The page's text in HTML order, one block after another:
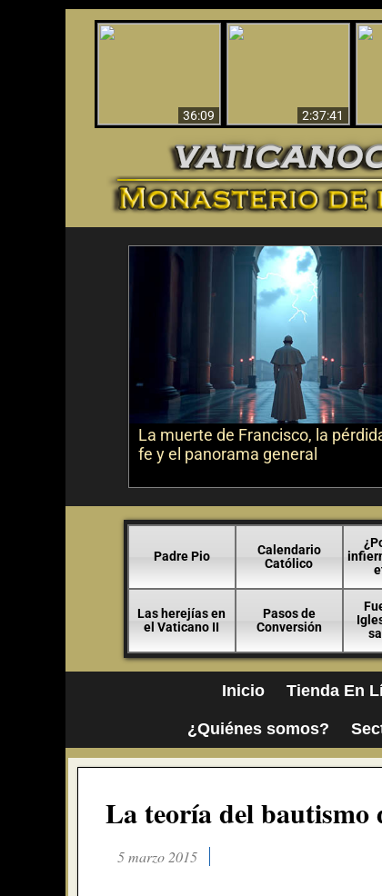
36:09
2:37:41
La muerte de Francisco, la
fe y el panorama general
Padre Pio
Calendario
Católico
Las herejías en
el Vaticano II
Pasos de
Conversión
Inicio Tienda En
¿Quiénes somos?
La teoría del bautismo
5 marzo 2015